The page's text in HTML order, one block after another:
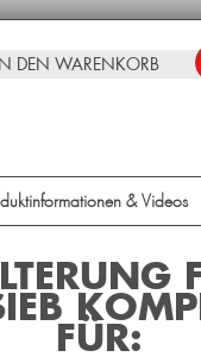
DEN WARENKORB
& Videos
FÜR: